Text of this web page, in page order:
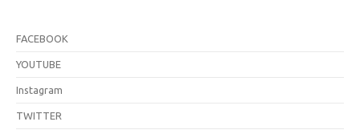
FACEBOOK
YOUTUBE
Instagram
TWITTER